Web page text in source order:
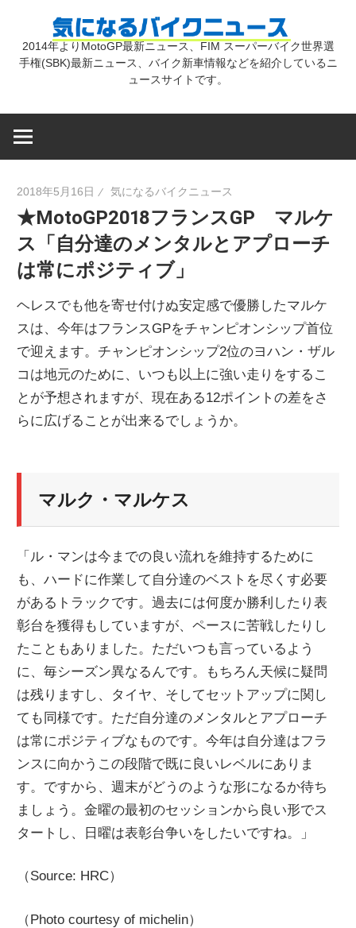
気
バ
ク
ニ
ス
2014年よりMotoGP最新ニュース、FIM スーパーバイク世界選
手権(SBK)最新ニュース、バイク新車情報などを紹介しているニ
ュースサイトです。
2018年5月16日 気になるバイクニュース
★MotoGP2018フランスGP マルケ
ス「自分達のメンタルとアプローチ
は常にポジティブ」
ヘレスでも他を寄せ付けぬ安定感で優勝したマルケ
スは、今年はフランスGPをチャンピオンシップ首位
で迎えます。チャンピオンシップ2位のヨハン・ザル
コは地元のために、いつも以上に強い走りをするこ
とが予想されますが、現在ある12ポイントの差をさ
らに広げることが出来るでしょうか。
マルク・マルケス
「ル・マンは今までの良い流れを維持するために
も、ハードに作業して自分達のベストを尽くす必要
があるトラックです。過去には何度か勝利したり表
彰台を獲得もしていますが、ペースに苦戦したりし
たこともありました。ただいつも言っているよう
に、毎シーズン異なるんです。もちろん天候に疑問
は残りますし、タイヤ、そしてセットアップに関し
ても同様です。ただ自分達のメンタルとアプローチ
は常にポジティブなものです。今年は自分達はフラ
ンスに向かうこの段階で既に良いレベルにありま
す。ですから、週末がどうのような形になるか待ち
ましょう。金曜の最初のセッションから良い形でス
タートし、日曜は表彰台争いをしたいですね。」
（Source: HRC）
（Photo courtesy of michelin）